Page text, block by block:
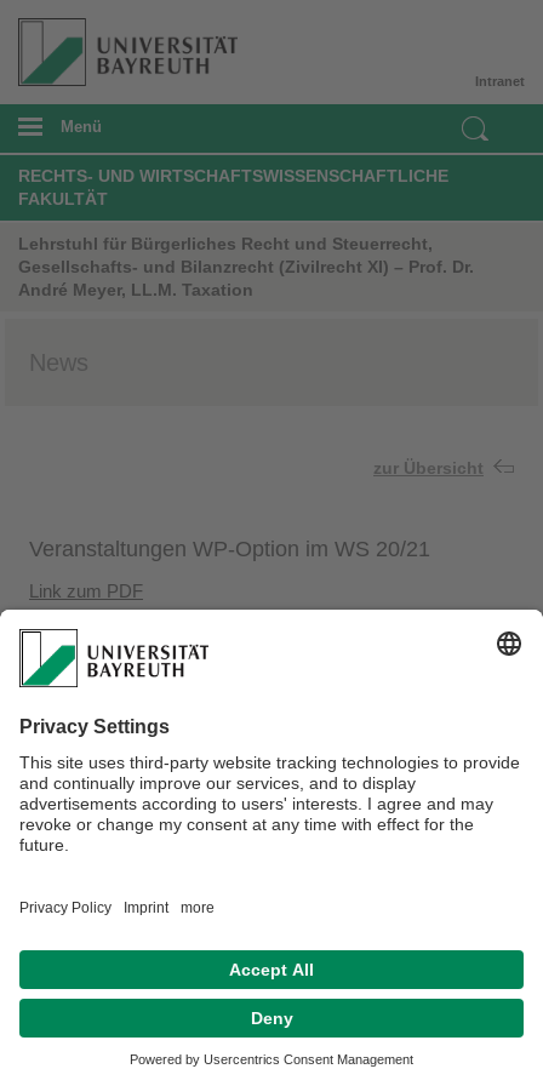
Intranet
Menü
RECHTS- UND WIRTSCHAFTSWISSENSCHAFTLICHE
FAKULTÄT
Lehrstuhl für Bürgerliches Recht und Steuerrecht,
Gesellschafts- und Bilanzrecht (Zivilrecht XI) – Prof. Dr.
André Meyer, LL.M. Taxation
News
zur Übersicht
Veranstaltungen WP-Option im WS 20/21
Link zum PDF
Kontakt
Barrierefreiheitserklärung